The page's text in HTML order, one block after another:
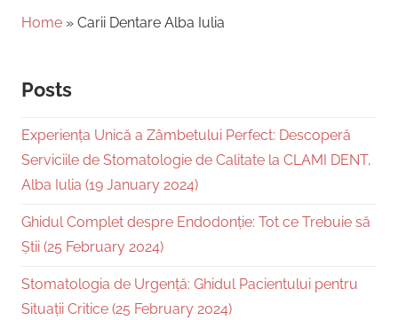
Home » Carii Dentare Alba Iulia
Posts
Experiența Unică a Zâmbetului Perfect: Descoperă
Serviciile de Stomatologie de Calitate la CLAMI DENT,
Alba Iulia (19 January 2024)
Ghidul Complet despre Endodonție: Tot ce Trebuie să
Știi (25 February 2024)
Stomatologia de Urgență: Ghidul Pacientului pentru
Situații Critice (25 February 2024)